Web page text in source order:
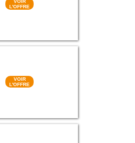
VOIR
L'OFFRE
VOIR
L'OFFRE